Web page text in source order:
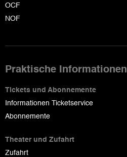
OCF
NOF
Praktische Informationen
Tickets und Abonnemente
Informationen Ticketservice
Abonnemente
Theater und Zufahrt
Zufahrt